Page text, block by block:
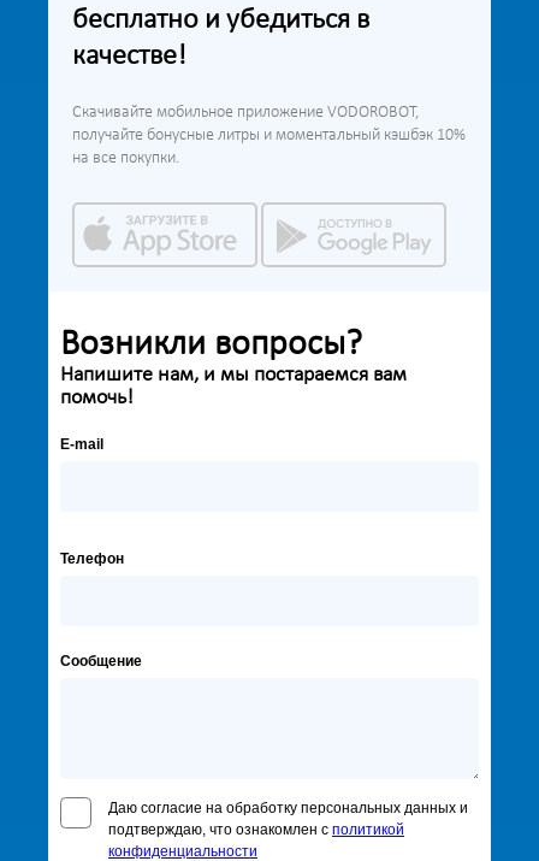
бесплатно и убедиться в
качестве!
Скачивайте мобильное приложение VODOROBOT,
получайте бонусные литры и моментальный кэшбэк 10%
на все покупки.
Возникли вопросы?
Напишите нам, и мы постараемся вам
помочь!
E-mail
Телефон
Сообщение
Даю согласие на обработку персональных данных и
подтверждаю, что ознакомлен с политикой
конфиденциальности